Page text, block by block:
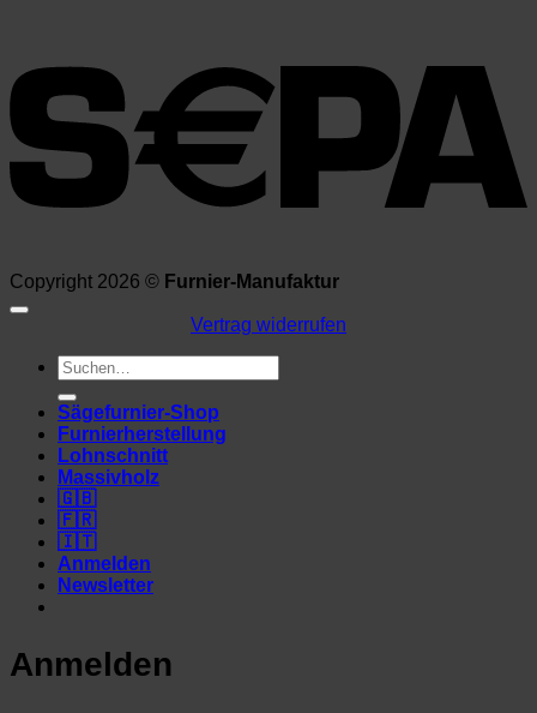
Copyright 2026 © Furnier-Manufaktur
Vertrag widerrufen
Suchen
nach:
Sägefurnier-Shop
Furnierherstellung
Lohnschnitt
Massivholz
🇬🇧
🇫🇷
🇮🇹
Anmelden
Newsletter
Anmelden